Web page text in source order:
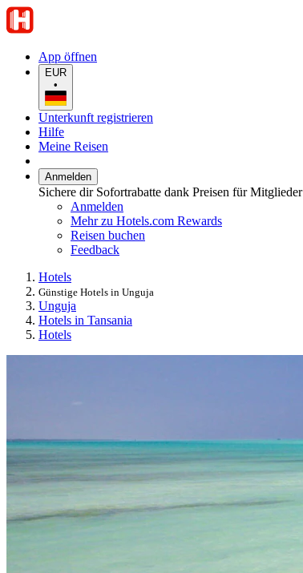
App öffnen
EUR
•
Unterkunft registrieren
Hilfe
Meine Reisen
Anmelden
Sichere dir Sofortrabatte dank Preisen für Mitglieder
Anmelden
Mehr zu Hotels.com Rewards
Reisen buchen
Feedback
Hotels
Günstige Hotels in Unguja
Unguja
Hotels in Tansania
Hotels